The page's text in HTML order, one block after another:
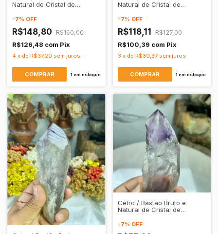
Natural de Cristal de
Transparente
-7% OFF
R$148,80 R$160,00
R$126,48 com Pix
4 x de R$37,20 sem juros
1 em estoque
Natural de Cristal de
Transparente
-7% OFF
R$118,11
R$127,00
R$100,39 com Pix
3 x de R$39,37 sem juros
1 em estoque
Cetro / Bastão Bruto e
Natural de Cristal de
Transparente
-7% OFF